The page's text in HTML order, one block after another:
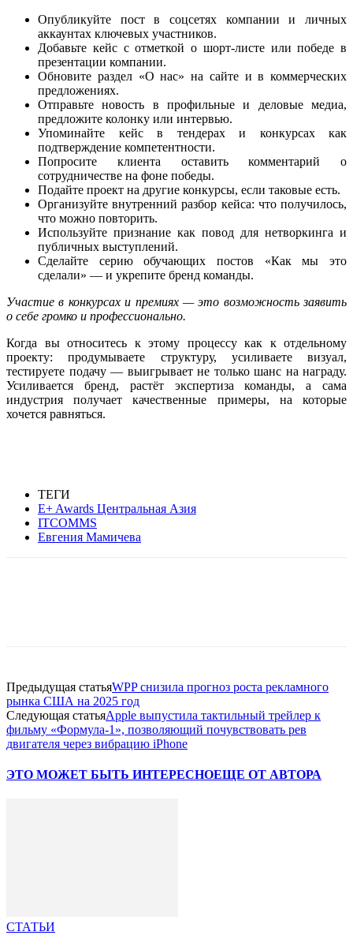
Опубликуйте пост в соцсетях компании и личных
аккаунтах ключевых участников.
Добавьте кейс с отметкой о шорт-листе или победе в
презентации компании.
Обновите раздел «О нас» на сайте и в коммерческих
предложениях.
Отправьте новость в профильные и деловые медиа,
предложите колонку или интервью.
Упоминайте кейс в тендерах и конкурсах как
подтверждение компетентности.
Попросите клиента оставить комментарий о
сотрудничестве на фоне победы.
Подайте проект на другие конкурсы, если таковые есть.
Организуйте внутренний разбор кейса: что получилось,
что можно повторить.
Используйте признание как повод для нетворкинга и
публичных выступлений.
Сделайте серию обучающих постов «Как мы это
сделали» — и укрепите бренд команды.
Участие в конкурсах и премиях — это возможность заявить
о себе громко и профессионально.
Когда вы относитесь к этому процессу как к отдельному
проекту: продумываете структуру, усиливаете визуал,
тестируете подачу — выигрывает не только шанс на награду.
Усиливается бренд, растёт экспертиза команды, а сама
индустрия получает качественные примеры, на которые
хочется равняться.
ТЕГИ
E+ Awards Центральная Азия
ITCOMMS
Евгения Мамичева
Предыдущая статьяWPP снизила прогноз роста рекламного
рынка США на 2025 год
Следующая статьяApple выпустила тактильный трейлер к
фильму «Формула-1», позволяющий почувствовать рев
двигателя через вибрацию iPhone
ЭТО МОЖЕТ БЫТЬ ИНТЕРЕСНОЕЩЕ ОТ АВТОРА
СТАТЬИ